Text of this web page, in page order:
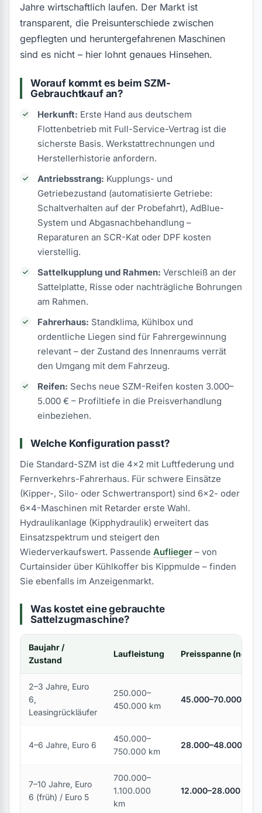
Jahre wirtschaftlich laufen. Der Markt ist
transparent, die Preisunterschiede zwischen
gepflegten und heruntergefahrenen Maschinen
sind es nicht – hier lohnt genaues Hinsehen.
Worauf kommt es beim SZM-
Gebrauchtkauf an?
Herkunft: Erste Hand aus deutschem
Flottenbetrieb mit Full-Service-Vertrag ist die
sicherste Basis. Werkstattrechnungen und
Herstellerhistorie anfordern.
Antriebsstrang: Kupplungs- und
Getriebezustand (automatisierte Getriebe:
Schaltverhalten auf der Probefahrt), AdBlue-
System und Abgasnachbehandlung –
Reparaturen an SCR-Kat oder DPF kosten
vierstellig.
Sattelkupplung und Rahmen: Verschleiß an der
Sattelplatte, Risse oder nachträgliche Bohrungen
am Rahmen.
Fahrerhaus: Standklima, Kühlbox und
ordentliche Liegen sind für Fahrergewinnung
relevant – der Zustand des Innenraums verrät
den Umgang mit dem Fahrzeug.
Reifen: Sechs neue SZM-Reifen kosten 3.000–
5.000 € – Profiltiefe in die Preisverhandlung
einbeziehen.
Welche Konfiguration passt?
Die Standard-SZM ist die 4x2 mit Luftfederung und
Fernverkehrs-Fahrerhaus. Für schwere Einsätze
(Kipper-, Silo- oder Schwertransport) sind 6x2- oder
6x4-Maschinen mit Retarder erste Wahl.
Hydraulikanlage (Kipphydraulik) erweitert das
Einsatzspektrum und steigert den
Wiederverkaufswert. Passende Auflieger – von
Curtainsider über Kühlkoffer bis Kippmulde – finden
Sie ebenfalls im Anzeigenmarkt.
Was kostet eine gebrauchte
Sattelzugmaschine?
Baujahr /
Zustand
Laufleistung Preisspanne (netto)
2–3 Jahre, Euro
6,
Leasingrückläufer
250.000–
450.000 km
45.000–70.000 €
4–6 Jahre, Euro 6
450.000–
750.000 km
28.000–48.000 €
7–10 Jahre, Euro
6 (früh) / Euro 5
700.000–
1.100.000
km
12.000–28.000 €